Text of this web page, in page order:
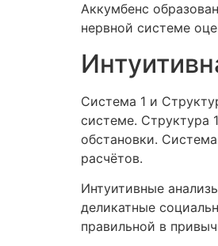
Аккумбенс
нервной системе
Система 1 и
системе. Структура
обстановки.
расчётов.
Интуитивные
деликатные
правильной в